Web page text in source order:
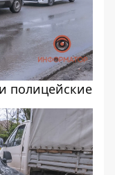
полицейские